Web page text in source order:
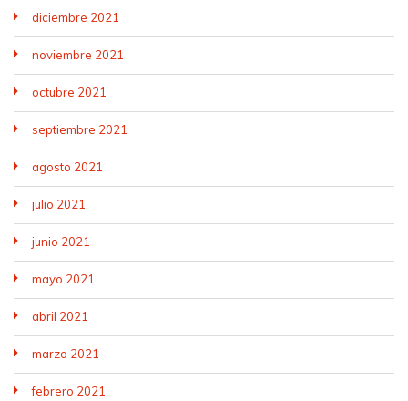
diciembre 2021
noviembre 2021
octubre 2021
septiembre 2021
agosto 2021
julio 2021
junio 2021
mayo 2021
abril 2021
marzo 2021
febrero 2021